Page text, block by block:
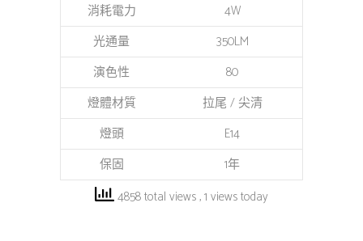
消耗電力
4W
光通量
350LM
演色性
80
燈體材質
拉尾 / 尖清
燈頭
E14
保固
1年
4858 total views, 1 views today